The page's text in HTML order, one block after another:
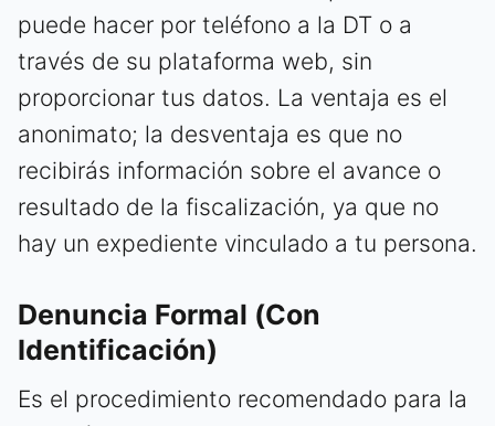
puede hacer por teléfono a la DT o a
través de su plataforma web, sin
proporcionar tus datos. La ventaja es el
anonimato; la desventaja es que no
recibirás información sobre el avance o
resultado de la fiscalización, ya que no
hay un expediente vinculado a tu persona.
Denuncia Formal (Con
Identificación)
Es el procedimiento recomendado para la